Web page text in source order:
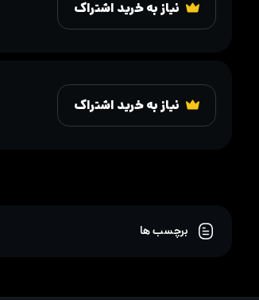
نیاز به خرید اشتراک
نیاز به خرید اشتراک
برچسب ها